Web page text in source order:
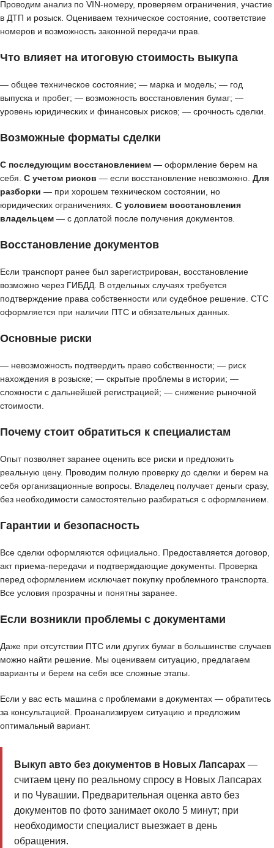
Проводим анализ по VIN-номеру, проверяем ограничения, участие
в ДТП и розыск. Оцениваем техническое состояние, соответствие
номеров и возможность законной передачи прав.
Что влияет на итоговую стоимость выкупа
— общее техническое состояние; — марка и модель; — год
выпуска и пробег; — возможность восстановления бумаг; —
уровень юридических и финансовых рисков; — срочность сделки.
Возможные форматы сделки
С последующим восстановлением — оформление берем на
себя. С учетом рисков — если восстановление невозможно. Для
разборки — при хорошем техническом состоянии, но
юридических ограничениях. С условием восстановления
владельцем — с доплатой после получения документов.
Восстановление документов
Если транспорт ранее был зарегистрирован, восстановление
возможно через ГИБДД. В отдельных случаях требуется
подтверждение права собственности или судебное решение. СТС
оформляется при наличии ПТС и обязательных данных.
Основные риски
— невозможность подтвердить право собственности; — риск
нахождения в розыске; — скрытые проблемы в истории; —
сложности с дальнейшей регистрацией; — снижение рыночной
стоимости.
Почему стоит обратиться к специалистам
Опыт позволяет заранее оценить все риски и предложить
реальную цену. Проводим полную проверку до сделки и берем на
себя организационные вопросы. Владелец получает деньги сразу,
без необходимости самостоятельно разбираться с оформлением.
Гарантии и безопасность
Все сделки оформляются официально. Предоставляется договор,
акт приема-передачи и подтверждающие документы. Проверка
перед оформлением исключает покупку проблемного транспорта.
Все условия прозрачны и понятны заранее.
Если возникли проблемы с документами
Даже при отсутствии ПТС или других бумаг в большинстве случаев
можно найти решение. Мы оцениваем ситуацию, предлагаем
варианты и берем на себя все сложные этапы.
Если у вас есть машина с проблемами в документах — обратитесь
за консультацией. Проанализируем ситуацию и предложим
оптимальный вариант.
Выкуп авто без документов в Новых Лапсарах—
считаем цену по реальному спросу в Новых Лапсарах
и по Чувашии. Предварительная оценка авто без
документов по фото занимает около 5 минут; при
необходимости специалист выезжает в день
обращения.